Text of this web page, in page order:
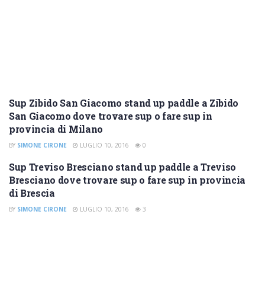
SUP MILANO
Sup Zibido San Giacomo stand up paddle a Zibido
San Giacomo dove trovare sup o fare sup in
provincia di Milano
BY SIMONE CIRONE LUGLIO 10, 2016 0
SUP BRESCIA
Sup Treviso Bresciano stand up paddle a Treviso
Bresciano dove trovare sup o fare sup in provincia
di Brescia
BY SIMONE CIRONE LUGLIO 10, 2016 3